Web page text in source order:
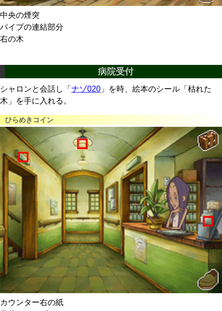
中央の煙突
パイプの連結部分
右の木
病院受付
シャロンと会話し「 ナゾ020 」を時、絵本のシール「枯れた
木」を手に入れる。
ひらめきコイン
カウンター右の紙